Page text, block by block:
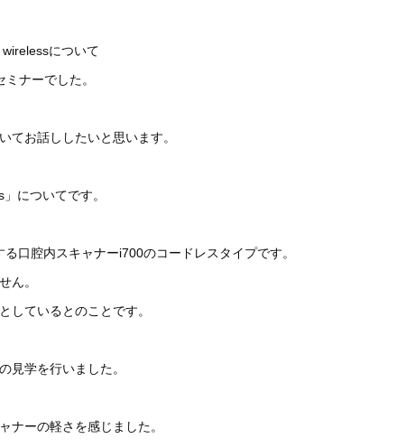
について
ナーでした。
てお話ししたいと思います。
についてです。
口腔内スキャナーi700のコードレスタイプです。
ん。
しているとのことです。
見学を行いました。
ナーの軽さを感じました。